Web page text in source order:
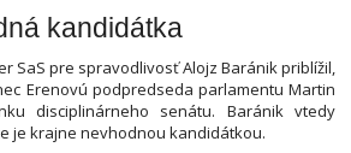
kandidátka
SaS pre spravodlivosť Alojz Baránik priblížil,
Erenovú podpredseda parlamentu Martin
disciplinárneho senátu. Baránik vtedy
je krajne nevhodnou kandidátkou.